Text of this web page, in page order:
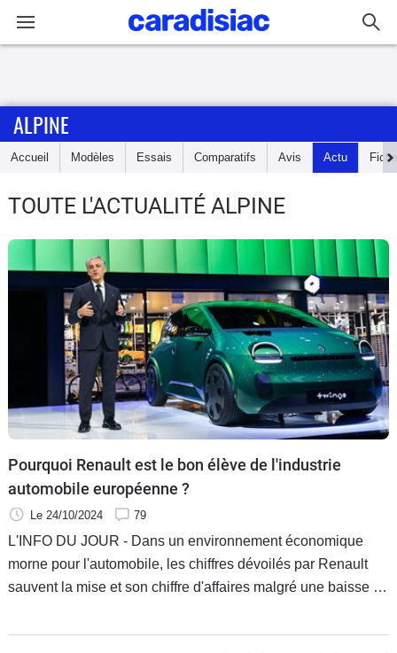
Accueil
Essais
Guide
Electriques
Utilitaires
Flottes
Auto
Services
ALPINE
Accueil Modèles Essais Comparatifs Avis Actu
TOUTE L'ACTUALITÉ ALPINE
Pourquoi Renault est le bon élève de l'industrie
automobile européenne ?
Le 24/10/2024 79
L'INFO DU JOUR - Dans un environnement économique
morne pour l'automobile, les chiffres dévoilés par Renault
sauvent la mise et son chiffre d'affaires malgré une baisse de
de marge opérationnelle et fait mieux que Stellantis. Quel est